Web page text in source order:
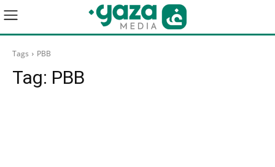
Tags PBB
Tag: PBB